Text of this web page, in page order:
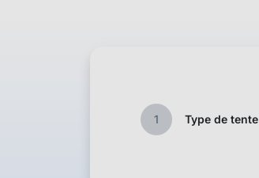
1 Type de tente